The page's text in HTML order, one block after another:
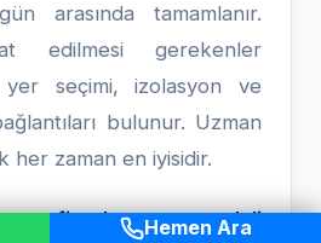
Hemen Ara
arasında tamamlanır.
edilmesi gerekenler
yer seçimi, izolasyon ve
bulunur. Uzman
her zaman en iyisidir.
fiyatları, uzun vadeli